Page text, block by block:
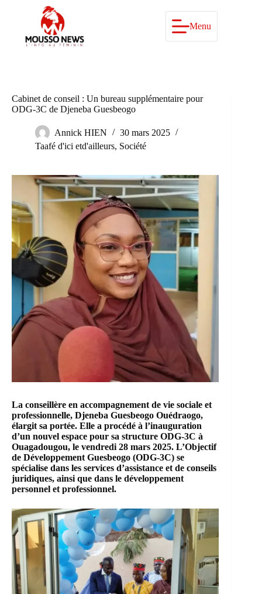
Menu
Cabinet de conseil : Un bureau supplémentaire pour
ODG-3C de Djeneba Guesbeogo
Annick HIEN
30 mars 2025
Taafé d'ici etd'ailleurs, Société
La conseillère en accompagnement de vie sociale et
professionnelle, Djeneba Guesbeogo Ouédraogo,
élargit sa portée. Elle a procédé à l’inauguration
d’un nouvel espace pour sa structure ODG-3C à
Ouagadougou, le vendredi 28 mars 2025. L’Objectif
de Développement Guesbeogo (ODG-3C) se
spécialise dans les services d’assistance et de conseils
juridiques, ainsi que dans le développement
personnel et professionnel.